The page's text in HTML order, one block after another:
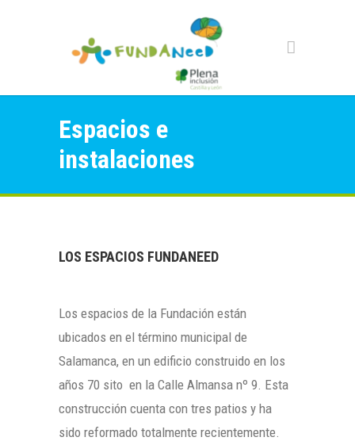
Espacios e
instalaciones
LOS ESPACIOS FUNDANEED
Los espacios de la Fundación están
ubicados en el término municipal de
Salamanca, en un edificio construido en los
años 70 sito en la Calle Almansa nº 9. Esta
construcción cuenta con tres patios y ha
sido reformado totalmente recientemente.